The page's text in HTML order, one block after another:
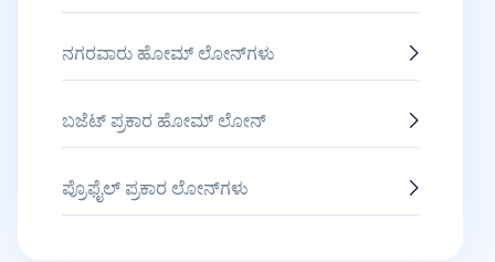
ನಗರವಾರು ಹೋಮ್ ಲೋನ್‌ಗಳು
ಬಜೆಟ್ ಪ್ರಕಾರ ಹೋಮ್ ಲೋನ್
ಪ್ರೊಫೈಲ್ ಪ್ರಕಾರ ಲೋನ್‌ಗಳು